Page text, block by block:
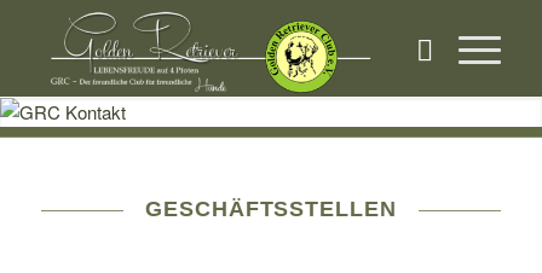
GESCHÄFTSSTELLEN